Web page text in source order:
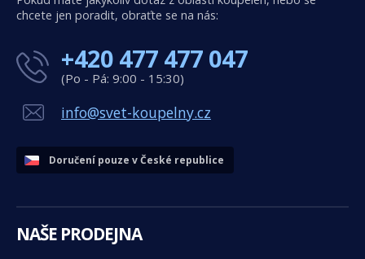
chcete jen poradit, obraťte se na nás:
+420 477 477 047
(Po - Pá: 9:00 - 15:30)
info@svet-koupelny.cz
Doručení pouze v České republice
NAŠE PRODEJNA